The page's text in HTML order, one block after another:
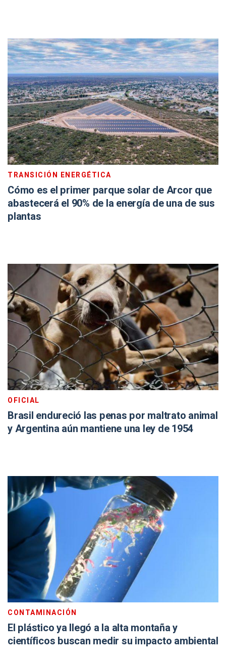
TRANSICIÓN ENERGÉTICA
Cómo es el primer parque solar de Arcor que
abastecerá el 90% de la energía de una de sus
plantas
OFICIAL
Brasil endureció las penas por maltrato animal
y Argentina aún mantiene una ley de 1954
CONTAMINACIÓN
El plástico ya llegó a la alta montaña y
científicos buscan medir su impacto ambiental